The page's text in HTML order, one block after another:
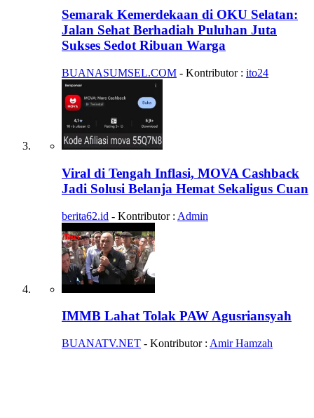
Semarak Kemerdekaan di OKU Selatan:
Jalan Sehat Berhadiah Puluhan Juta
Sukses Sedot Ribuan Warga
BUANASUMSEL.COM - Kontributor : ito24
Viral di Tengah Inflasi, MOVA Cashback
Jadi Solusi Belanja Hemat Sekaligus Cuan
berita62.id - Kontributor : Admin
IMMB Lahat Tolak PAW Agusriansyah
BUANATV.NET - Kontributor : Amir Hamzah